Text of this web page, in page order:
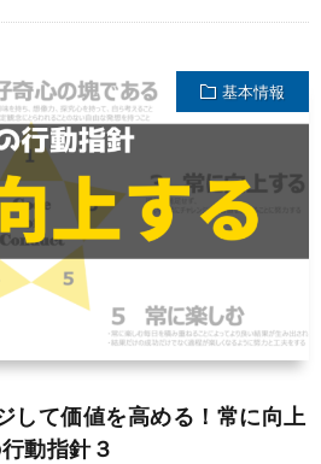
基本情報
して価値を高める！常に向上
動指針３